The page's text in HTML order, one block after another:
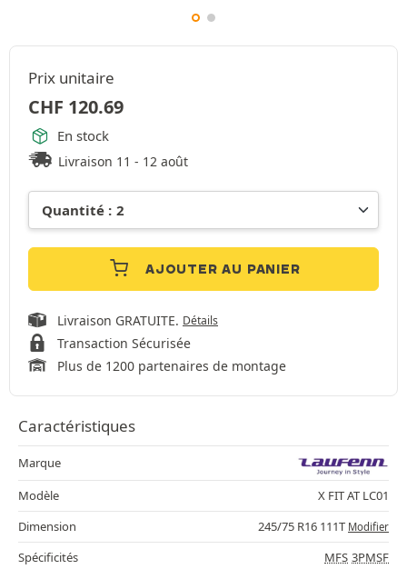
Prix unitaire
CHF 120.69
En stock
Livraison 11 - 12 août
AJOUTER AU PANIER
Livraison GRATUITE. Détails
Transaction Sécurisée
Plus de 1200 partenaires de montage
Caractéristiques
Marque
Modèle
X FIT AT LC01
Dimension
245/75 R16 111T Modifier
Spécificités MFS 3PMSF